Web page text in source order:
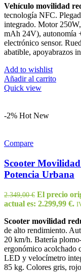
Vehículo movilidad
tecnología NFC.
integrado. Motor
mAh 24V), autonomía
electrónico sensor.
abatible, apoyabrazos
Add to wishlist
Añadir al carrito
Quick view
-2% Hot New
Compare
Scooter
Potencia Urbana
2.349,00€ El precio
actual es: 2.299,99 €.
Scooter movilidad
de alto rendimiento.
20 km/h. Batería
ergonómico acolchado
LED y velocímetro
85 kg. Colores gris,